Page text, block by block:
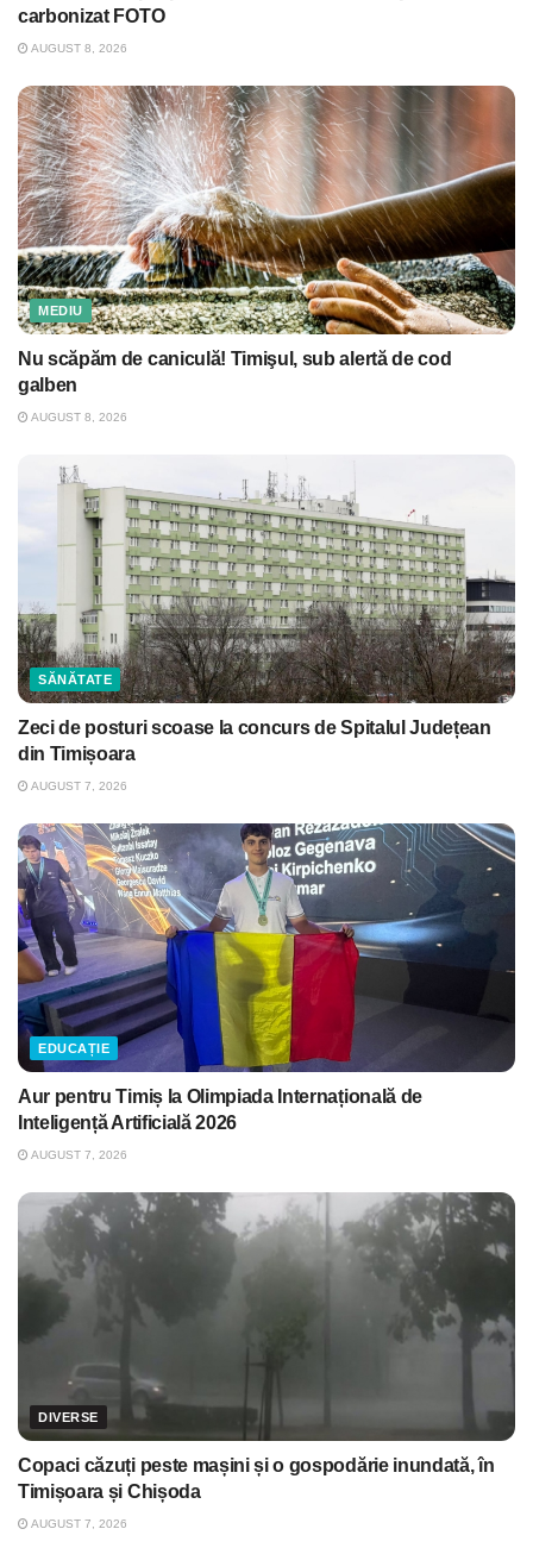
carbonizat FOTO
AUGUST 8, 2026
MEDIU
Nu scăpăm de caniculă! Timişul, sub alertă de cod
galben
AUGUST 8, 2026
SĂNĂTATE
Zeci de posturi scoase la concurs de Spitalul Județean
din Timișoara
AUGUST 7, 2026
EDUCAȚIE
Aur pentru Timiș la Olimpiada Internațională de
Inteligență Artificială 2026
AUGUST 7, 2026
DIVERSE
Copaci căzuți peste mașini și o gospodărie inundată, în
Timișoara și Chișoda
AUGUST 7, 2026